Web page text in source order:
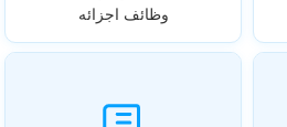
وظائف اجزائه